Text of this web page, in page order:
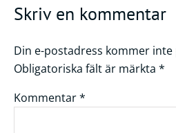
Skriv en kommentar
Din e-postadress kommer inte
Obligatoriska fält är märkta *
Kommentar*